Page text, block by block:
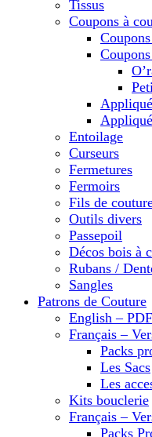
Tissus
Coupons à
Entoilage
Curseurs
Fermetures
Fermoirs
Fils de
Outils divers
Passepoil
Décos bois à
Rubans /
Sangles
Patrons de Couture
English – PDF
Français –
Packs
Les Sacs
Les
Kits bouclerie
Français –
Packs